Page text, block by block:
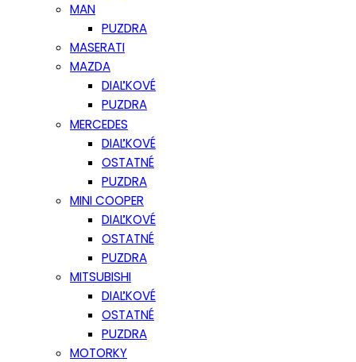
MAN
PUZDRA
MASERATI
MAZDA
DIAĽKOVÉ
PUZDRA
MERCEDES
DIAĽKOVÉ
OSTATNÉ
PUZDRA
MINI COOPER
DIAĽKOVÉ
OSTATNÉ
PUZDRA
MITSUBISHI
DIAĽKOVÉ
OSTATNÉ
PUZDRA
MOTORKY